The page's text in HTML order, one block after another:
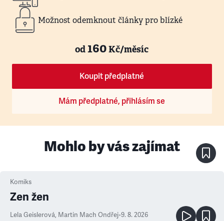
Možnost odemknout články pro blízké
od160Kč/měsíc
Koupit předplatné
Mám předplatné, přihlásím se
Mohlo by vás zajímat
Komiks
Zen žen
Lela Geislerová, Martin Mach Ondřej•9. 8. 2026